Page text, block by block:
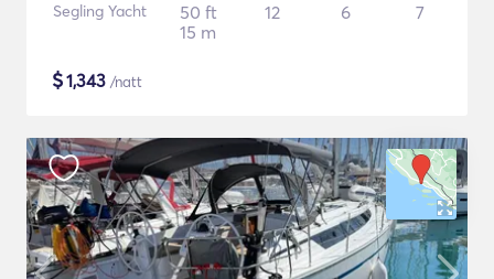
Segling Yacht
50 ft
15 m
12 6 7
$1,343 /natt